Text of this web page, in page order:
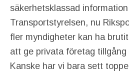
säkerhetsklassad
Transportstyrelsen, nu
fler myndigheter kan ha
att ge privata företag
Kanske har vi bara sett